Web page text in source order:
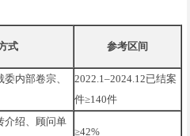
式 参考区间
内部卷宗、
2022.1–2024.12已结案
件≥140件
介绍、顾问单
≥42%